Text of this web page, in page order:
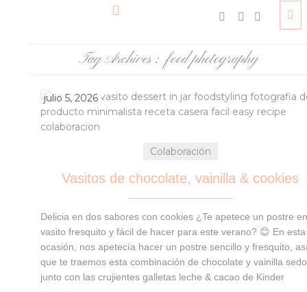
Tag Archives : food photography
julio 5, 2026
Colaboración
Vasitos de chocolate, vainilla & cookies
Delicia en dos sabores con cookies ¿Te apetece un postre
vasito fresquito y fácil de hacer para este verano? 😊 En esta
ocasión, nos apetecía hacer un postre sencillo y fresquito,
que te traemos esta combinación de chocolate y vainilla
junto con las crujientes galletas leche & cacao de Kinder